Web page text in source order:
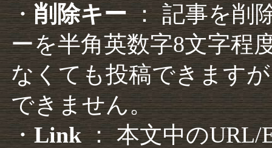
・削除キー： 記事を削
ーを半角英数字8文字程
なくても投稿できます
できません。
・Link： 本文中のURL/